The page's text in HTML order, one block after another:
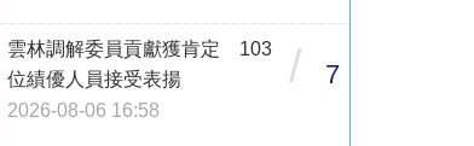
雲林調解委員貢獻獲肯定 103
位績優人員接受表揚
2026-08-06 16:58
/ 7